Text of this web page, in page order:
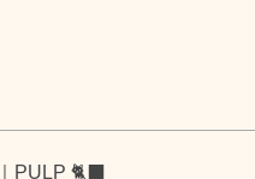
PULP 🐈‍⬛